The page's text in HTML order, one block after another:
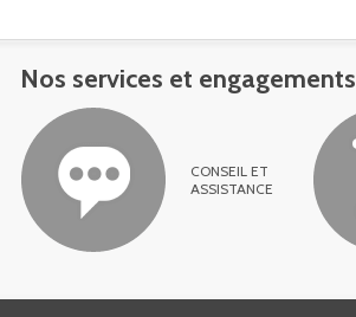
Nos services et engagements
CONSEIL ET
ASSISTANCE